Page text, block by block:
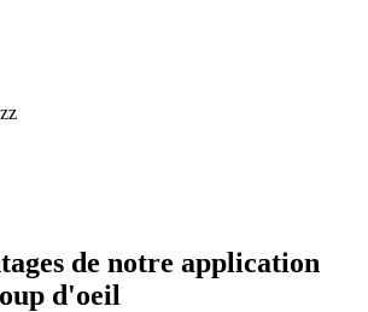
de notre application
d'oeil